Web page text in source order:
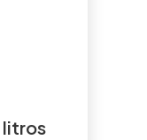
litros